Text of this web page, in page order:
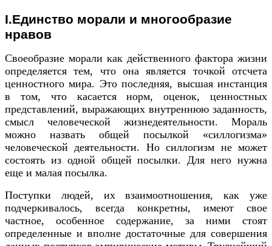
I.Единство морали и многообразие
нравов
Своеобразие морали как действенного фактора жизни
определяется тем, что она является точкой отсчета
ценностного мира. Это последняя, высшая инстанция
в том, что касается норм, оценок, ценностных
представлений, выражающих внутреннюю заданность,
смысл человеческой жизнедеятельности. Мораль
можно назвать общей посылкой «силлогизма»
человеческой деятельности. Но силлогизм не может
состоять из одной общей посылки. Для него нужна
еще и малая посылка.
Поступки людей, их взаимоотношения, как уже
подчеркивалось, всегда конкретны, имеют свое
частное, особенное содержание, за ними стоят
определенные и вполне достаточные для совершения